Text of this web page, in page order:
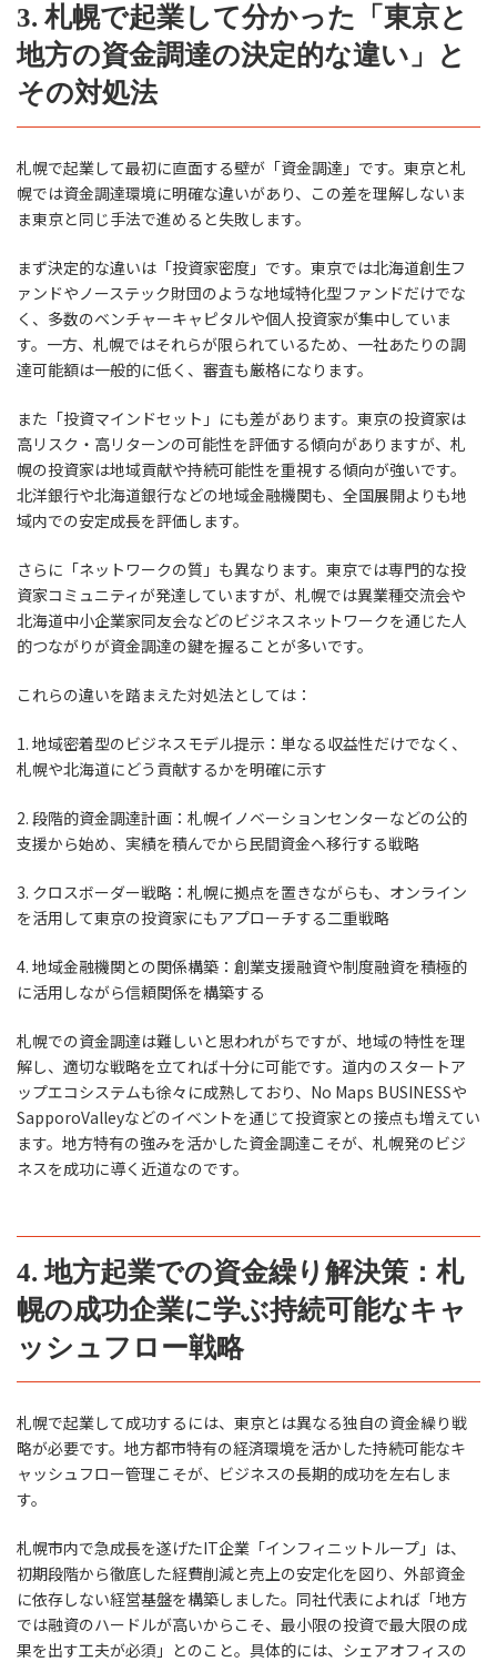
3. 札幌で起業して分かった「東京と
地方の資金調達の決定的な違い」と
その対処法
札幌で起業して最初に直面する壁が「資金調達」です。東京と札
幌では資金調達環境に明確な違いがあり、この差を理解しないま
ま東京と同じ手法で進めると失敗します。
まず決定的な違いは「投資家密度」です。東京では北海道創生フ
ァンドやノーステック財団のような地域特化型ファンドだけでな
く、多数のベンチャーキャピタルや個人投資家が集中していま
す。一方、札幌ではそれらが限られているため、一社あたりの調
達可能額は一般的に低く、審査も厳格になります。
また「投資マインドセット」にも差があります。東京の投資家は
高リスク・高リターンの可能性を評価する傾向がありますが、札
幌の投資家は地域貢献や持続可能性を重視する傾向が強いです。
北洋銀行や北海道銀行などの地域金融機関も、全国展開よりも地
域内での安定成長を評価します。
さらに「ネットワークの質」も異なります。東京では専門的な投
資家コミュニティが発達していますが、札幌では異業種交流会や
北海道中小企業家同友会などのビジネスネットワークを通じた人
的つながりが資金調達の鍵を握ることが多いです。
これらの違いを踏まえた対処法としては：
1. 地域密着型のビジネスモデル提示：単なる収益性だけでなく、
札幌や北海道にどう貢献するかを明確に示す
2. 段階的資金調達計画：札幌イノベーションセンターなどの公的
支援から始め、実績を積んでから民間資金へ移行する戦略
3. クロスボーダー戦略：札幌に拠点を置きながらも、オンライン
を活用して東京の投資家にもアプローチする二重戦略
4. 地域金融機関との関係構築：創業支援融資や制度融資を積極的
に活用しながら信頼関係を構築する
札幌での資金調達は難しいと思われがちですが、地域の特性を理
解し、適切な戦略を立てれば十分に可能です。道内のスタートア
ップエコシステムも徐々に成熟しており、No Maps BUSINESSや
SapporoValleyなどのイベントを通じて投資家との接点も増えてい
ます。地方特有の強みを活かした資金調達こそが、札幌発のビジ
ネスを成功に導く近道なのです。
4. 地方起業での資金繰り解決策：札
幌の成功企業に学ぶ持続可能なキャ
ッシュフロー戦略
札幌で起業して成功するには、東京とは異なる独自の資金繰り戦
略が必要です。地方都市特有の経済環境を活かした持続可能なキ
ャッシュフロー管理こそが、ビジネスの長期的成功を左右しま
す。
札幌市内で急成長を遂げたIT企業「インフィニットループ」は、
初期段階から徹底した経費削減と売上の安定化を図り、外部資金
に依存しない経営基盤を構築しました。同社代表によれば「地方
では融資のハードルが高いからこそ、最小限の投資で最大限の成
果を出す工夫が必須」とのこと。具体的には、シェアオフィスの